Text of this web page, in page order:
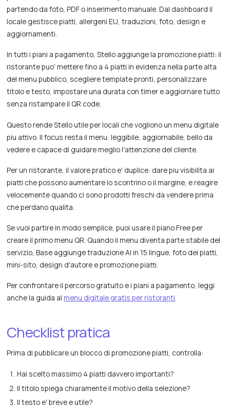
partendo da foto, PDF o inserimento manuale. Dal dashboard il
locale gestisce piatti, allergeni EU, traduzioni, foto, design e
aggiornamenti.
In tutti i piani a pagamento, Stello aggiunge la promozione piatti: il
ristorante puo' mettere fino a 4 piatti in evidenza nella parte alta
del menu pubblico, scegliere template pronti, personalizzare
titolo e testo, impostare una durata con timer e aggiornare tutto
senza ristampare il QR code.
Questo rende Stello utile per locali che vogliono un menu digitale
piu attivo. Il focus resta il menu: leggibile, aggiornabile, bello da
vedere e capace di guidare meglio l'attenzione del cliente.
Per un ristorante, il valore pratico e' duplice: dare piu visibilita ai
piatti che possono aumentare lo scontrino o il margine, e reagire
velocemente quando ci sono prodotti freschi da vendere prima
che perdano qualita.
Se vuoi partire in modo semplice, puoi usare il piano Free per
creare il primo menu QR. Quando il menu diventa parte stabile del
servizio, Base aggiunge traduzione AI in 15 lingue, foto dei piatti,
mini-sito, design d'autore e promozione piatti.
Per confrontare il percorso gratuito e i piani a pagamento, leggi
anche la guida al menu digitale gratis per ristoranti.
Checklist pratica
Prima di pubblicare un blocco di promozione piatti, controlla:
Hai scelto massimo 4 piatti davvero importanti?
Il titolo spiega chiaramente il motivo della selezione?
Il testo e' breve e utile?